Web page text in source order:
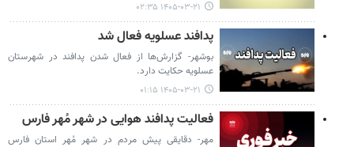
۱۴۰۵-۰۳-۲۱ ۰۲:۳۵
پدافند عسلویه فعال شد
بوشهر- گزارش‌ها از فعال شدن پدافند در شهرستان
عسلویه حکایت دارد.
۱۴۰۵-۰۳-۲۱ ۰۱:۱۵
فعالیت پدافند هوایی در شهر مُهر فارس
مهر- دقایقی پیش مردم در شهر مُهر استان فارس